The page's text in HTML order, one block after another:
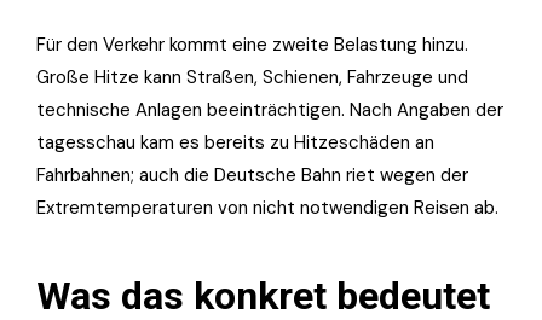
Für den Verkehr kommt eine zweite Belastung hinzu.
Große Hitze kann Straßen, Schienen, Fahrzeuge und
technische Anlagen beeinträchtigen. Nach Angaben der
tagesschau kam es bereits zu Hitzeschäden an
Fahrbahnen; auch die Deutsche Bahn riet wegen der
Extremtemperaturen von nicht notwendigen Reisen ab.
Was das konkret bedeutet